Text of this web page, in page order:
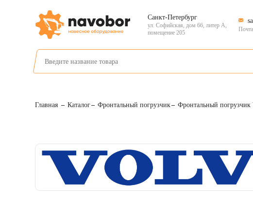
Санкт-Петербург
ул. Софийская, дом 66, литер А,
помещение 205
Главная Каталог Фронтальный погрузчик Фронтальный